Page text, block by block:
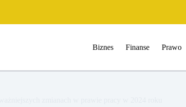
Biznes Finanse Prawo